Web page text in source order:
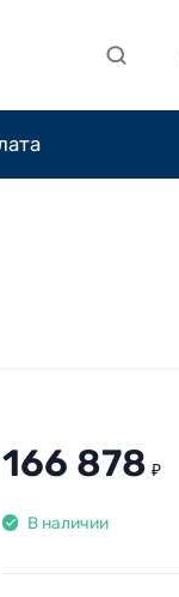
166 878 ₽
В наличии